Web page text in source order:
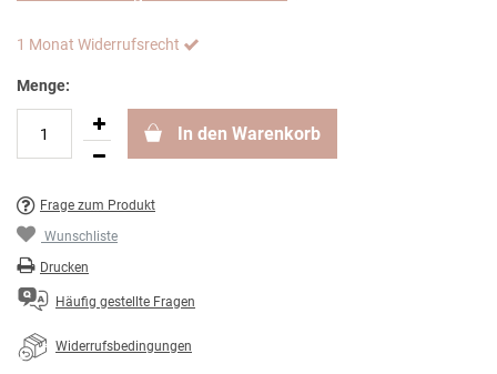
1 Monat Widerrufsrecht
Menge:
In den Warenkorb
Frage zum Produkt
Wunschliste
Drucken
Häufig gestellte Fragen
Widerrufsbedingungen